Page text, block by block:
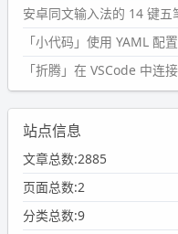
安卓同文输入法的 14 键五
「小代码」使用 YAML 配
「折腾」在 VSCode 中
站点信息
文章总数:2885
页面总数:2
分类总数:9